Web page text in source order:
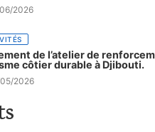
2026
de l’atelier de
côtier durable à Djibouti.
2026